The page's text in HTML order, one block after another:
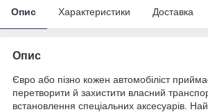
Опис Характеристики Доставка
Опис
Євро або пізно кожен автомобіліст
перетворити й захистити власний
встановлення спеціальних аксесуарів.